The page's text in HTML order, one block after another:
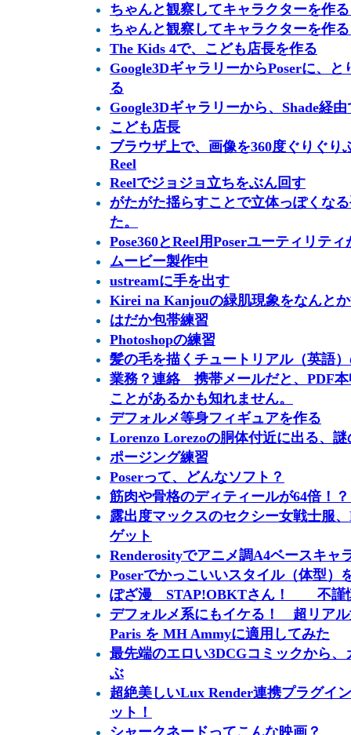
ちゃんと観察してキャラクターを作
ちゃんと観察してキャラクターを作
The Kids 4で、こども店長を作る
Google3DギャラリーからPoserに、
る
Google3Dギャラリーから、Shade経
こども店長
ブラウザ上で、画像を360度ぐりぐり
Reel
Reelでジョジョ立ちをぶん回す
がたがた揺らすことで立体っぽくな
た。
Pose360とReel用Poserユーティリテ
ムービー製作中
ustreamに手を出す
Kirei na Kanjouの緑肌現象をなんと
はだか包帯練習
Photoshopの練習
髪の毛を描くチュートリアル（英語
業務？連絡 携帯メールだと、PDF
ことがあるかも知れません。
デフォルメ等身フィギュアを作る
Lorenzo Lorezoの胴体付近に出る、
ポージング練習
Poserって、どんなソフト？
筋肉や骨格のディティールが64倍
露出度マックスのセクシー女戦士服
ゲット
Renderosityでアニメ調A4ベースキャ
Poserでかっこいいスタイル（体型）
ぽざ漫 STAP!OBKTさん！ 不謹
デフォルメ系にもイケる！ 超リア
Paris を MH Ammyに適用してみた
最先端のエロい3DCGコミックから
ぶ
超絶美しいLux Render連携プラグイ
ット！
シャークネードってこんな映画？